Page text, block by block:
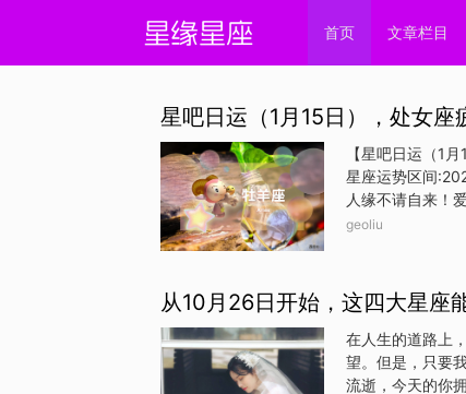
首页 文章栏目
星吧日运（1月15日），处女
【星吧日运（1
星座运势区间
人缘不请自来！
善财政状况，新
杀价时遇到态度
情绪作祟，可能
的忙碌生活就要
财计划都只是理
宣传，免得计划
geoliu
从10月26日开始，这四大星座
在人生的道路上
望。但是，只要
流逝，今天的你